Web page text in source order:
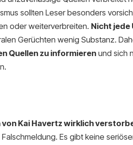
sollten Leser besonders
oder weiterverbreiten. Nicht
Gerüchten wenig Substanz.
Quellen zu informierenund sich
von Kai Havertz wirklich
Es gibt keine